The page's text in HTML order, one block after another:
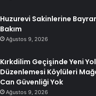
Huzurevi Sakinlerine
Bakım
Ağustos 9, 2026
Kırkdilim Geçişinde Yeni Yol
Düzenlemesi Köylüleri
Can Güvenliği Yok
Ağustos 9, 2026